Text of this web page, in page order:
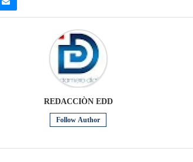
REDACCIÒN EDD
Follow Author